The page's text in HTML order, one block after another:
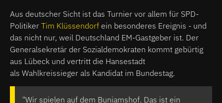
Aus deutscher Sicht ist das Turnier vor allem für SPD-
Politiker Tim Klüssendorf ein besonderes Ereignis - und
das nicht nur, weil Deutschland EM-Gastgeber ist. Der
Generalsekretär der Sozialdemokraten kommt gebürtig
aus Lübeck und vertritt die Hansestadt
als Wahlkreissieger als Kandidat im Bundestag.
"Wir spielen auf dem Buniamshof. Das ist ein